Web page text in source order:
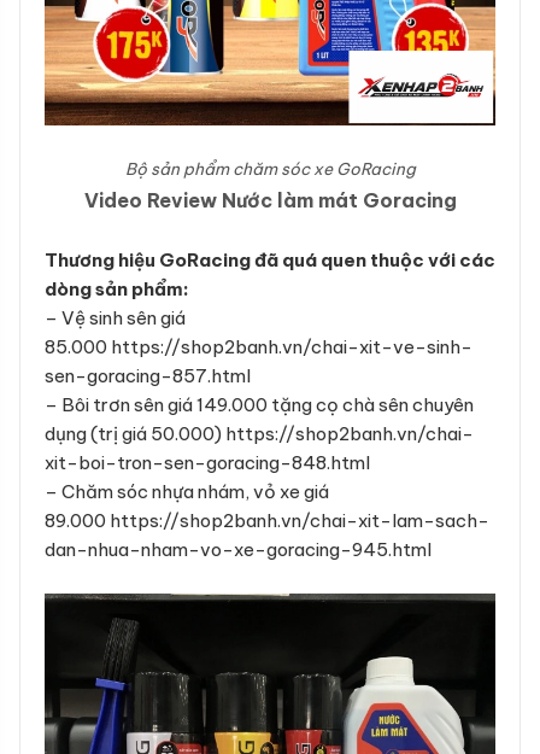
Bộ sản phẩm chăm sóc xe GoRacing
Video Review Nước làm mát Goracing
Thương hiệu GoRacing đã quá quen thuộc với các
dòng sản phẩm:
– Vệ sinh sên giá
85.000 https://shop2banh.vn/chai-xit-ve-sinh-
sen-goracing-857.html
– Bôi trơn sên giá 149.000 tặng cọ chà sên chuyên
dụng (trị giá 50.000) https://shop2banh.vn/chai-
xit-boi-tron-sen-goracing-848.html
– Chăm sóc nhựa nhám, vỏ xe giá
89.000 https://shop2banh.vn/chai-xit-lam-sach-
dan-nhua-nham-vo-xe-goracing-945.html